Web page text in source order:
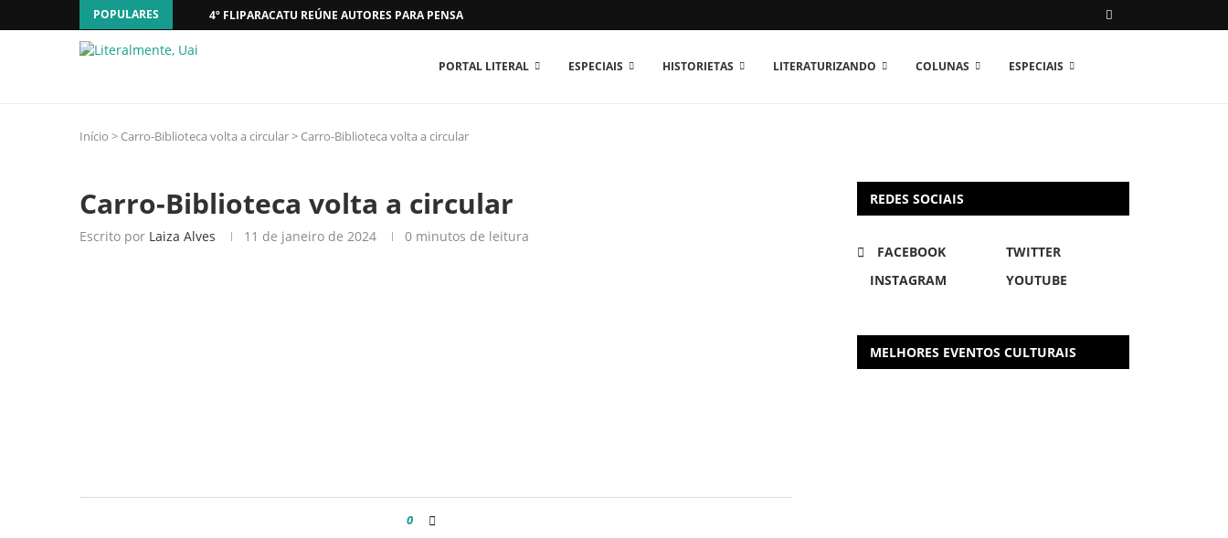
POPULARES 4º FLIPARACATU REÚNE AUTORES PARA PENSAR O MUNDO...
PORTAL LITERAL ESPECIAIS HISTORIETAS LITERATURIZANDO COLUNAS ESPECIAIS
Início > Carro-Biblioteca volta a circular> Carro-Biblioteca volta a circular
Carro-Biblioteca volta a circular
Escrito por Laiza Alves 11 de janeiro de 2024 0 minutos de leitura
0
REDES SOCIAIS
FACEBOOK
TWITTER
INSTAGRAM
YOUTUBE
MELHORES EVENTOS CULTURAIS